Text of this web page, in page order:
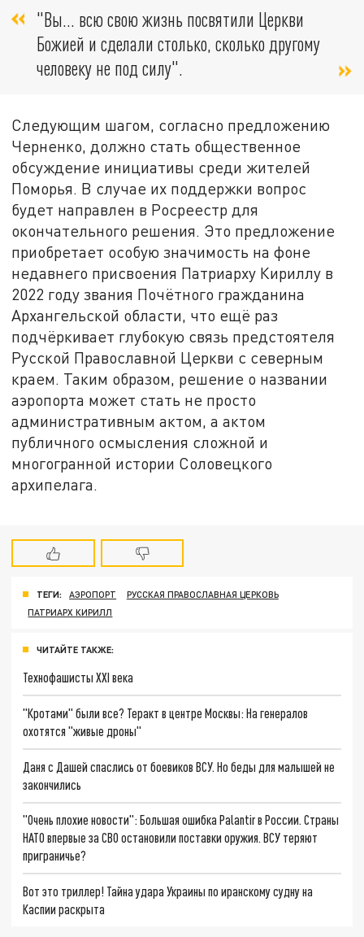
"Вы... всю свою жизнь посвятили Церкви
Божией и сделали столько, сколько другому
человеку не под силу".
Следующим шагом, согласно предложению
Черненко, должно стать общественное
обсуждение инициативы среди жителей
Поморья. В случае их поддержки вопрос
будет направлен в Росреестр для
окончательного решения. Это предложение
приобретает особую значимость на фоне
недавнего присвоения Патриарху Кириллу в
2022 году звания Почётного гражданина
Архангельской области, что ещё раз
подчёркивает глубокую связь предстоятеля
Русской Православной Церкви с северным
краем. Таким образом, решение о названии
аэропорта может стать не просто
административным актом, а актом
публичного осмысления сложной и
многогранной истории Соловецкого
архипелага.
ТЕГИ: АЭРОПОРТ
РУССКАЯ ПРАВОСЛАВНАЯ ЦЕРКОВЬ
ПАТРИАРХ КИРИЛЛ
ЧИТАЙТЕ ТАКЖЕ:
Технофашисты XXI века
"Кротами" были все? Теракт в центре Москвы: На генералов
охотятся "живые дроны"
Даня с Дашей спаслись от боевиков ВСУ. Но беды для малышей не
закончились
"Очень плохие новости": Большая ошибка Palantir в России. Страны
НАТО впервые за СВО остановили поставки оружия. ВСУ теряют
приграничье?
Вот это триллер! Тайна удара Украины по иранскому судну на
Каспии раскрыта